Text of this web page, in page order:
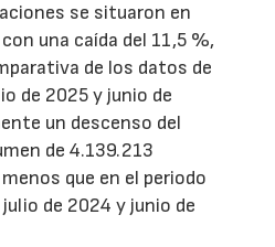
se situaron en
una caída del 11,5 %,
de los datos de
de 2025 y junio de
un descenso del
de 4.139.213
que en el periodo
de 2024 y junio de